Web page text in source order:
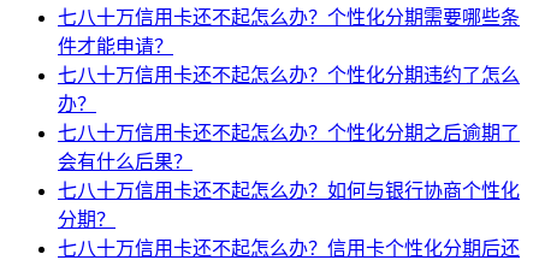
七八十万信用卡还不起怎么办？个性化分期需要哪些条
件才能申请？
七八十万信用卡还不起怎么办？个性化分期违约了怎么
办？
七八十万信用卡还不起怎么办？个性化分期之后逾期了
会有什么后果？
七八十万信用卡还不起怎么办？如何与银行协商个性化
分期？
七八十万信用卡还不起怎么办？信用卡个性化分期后还